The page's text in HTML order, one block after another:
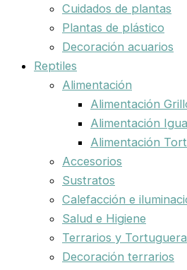
Cuidados de plantas
Plantas de plástico
Decoración acuarios
Reptiles
Alimentación
Alimentación
Alimentación
Alimentación
Accesorios
Sustratos
Calefacción e
Salud e Higiene
Terrarios y
Decoración terrarios